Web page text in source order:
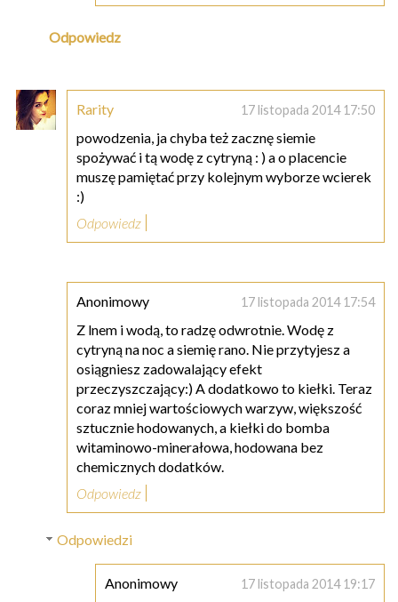
Odpowiedz
Rarity 17 listopada 2014 17:50
powodzenia, ja chyba też zacznę siemie
spożywać i tą wodę z cytryną : ) a o placencie
muszę pamiętać przy kolejnym wyborze wcierek
:)
Odpowiedz
Anonimowy 17 listopada 2014 17:54
Z lnem i wodą, to radzę odwrotnie. Wodę z
cytryną na noc a siemię rano. Nie przytyjesz a
osiągniesz zadowalający efekt
przeczyszczający:) A dodatkowo to kiełki. Teraz
coraz mniej wartościowych warzyw, większość
sztucznie hodowanych, a kiełki do bomba
witaminowo-minerałowa, hodowana bez
chemicznych dodatków.
Odpowiedz
Odpowiedzi
Anonimowy 17 listopada 2014 19:17